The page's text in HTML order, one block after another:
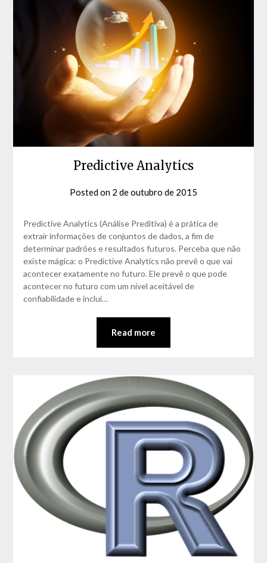
Predictive Analytics
Posted on 2 de outubro de 2015
Matos
Predictive Analytics (Análise Preditiva) é a prática de
extrair informações de conjuntos de dados, a fim de
determinar padrões e resultados futuros. Perceba que não
existe mágica: o Predictive Analytics não prevê o que vai
acontecer exatamente no futuro. Ele prevê o que pode
acontecer no futuro com um nível aceitável de
confiabilidade e inclui…
Read more